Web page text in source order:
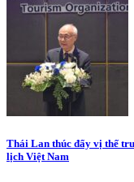
Thái Lan thúc đẩy vị thế
lịch Việt Nam